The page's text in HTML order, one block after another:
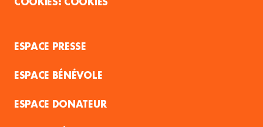
ESPACE PRESSE
ESPACE BÉNÉVOLE
ESPACE DONATEUR